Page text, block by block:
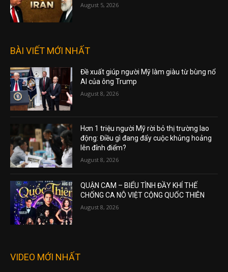
August 5, 2026
BÀI VIẾT MỚI NHẤT
Đề xuất giúp người Mỹ làm giàu từ bùng nổ
AI của ông Trump
August 8, 2026
Hơn 1 triệu người Mỹ rời bỏ thị trường lao
động: Điều gì đang đẩy cuộc khủng hoảng
lên đỉnh điểm?
August 8, 2026
QUẬN CAM – BIỂU TÌNH ĐẦY KHÍ THẾ
CHỐNG CA NÔ VIỆT CỘNG QUỐC THIÊN
August 8, 2026
VIDEO MỚI NHẤT